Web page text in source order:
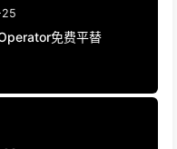
免费平替